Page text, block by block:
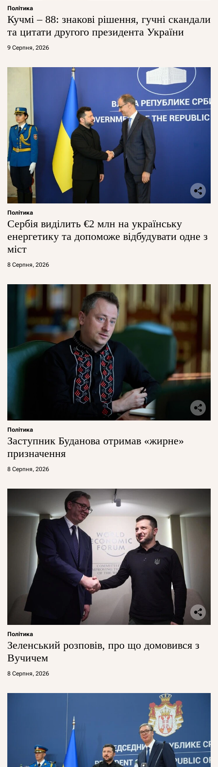
Політика
Кучмі – 88: знакові рішення, гучні скандали
та цитати другого президента України
9 Серпня, 2026
Політика
Сербія виділить €2 млн на українську
енергетику та допоможе відбудувати одне з
міст
8 Серпня, 2026
Політика
Заступник Буданова отримав «жирне»
призначення
8 Серпня, 2026
Політика
Зеленський розповів, про що домовився з
Вучичем
8 Серпня, 2026